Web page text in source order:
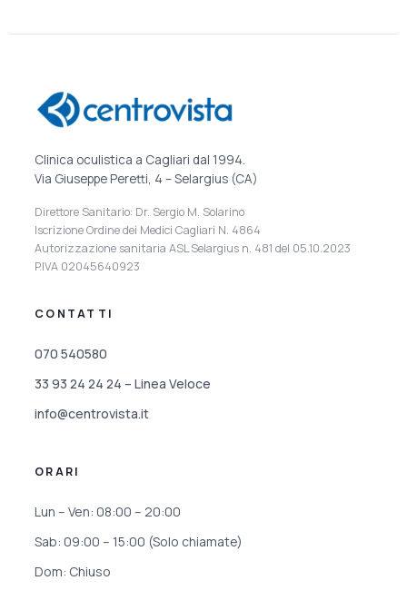
Clinica oculistica a Cagliari dal 1994.
Via Giuseppe Peretti, 4 – Selargius (CA)
Direttore Sanitario: Dr. Sergio M. Solarino
Iscrizione Ordine dei Medici Cagliari N. 4864
Autorizzazione sanitaria ASL Selargius n. 481 del 05.10.2023
P.IVA 02045640923
CONTATTI
070 540580
33 93 24 24 24 – Linea Veloce
info@centrovista.it
ORARI
Lun – Ven: 08:00 – 20:00
Sab: 09:00 – 15:00 (Solo chiamate)
Dom: Chiuso